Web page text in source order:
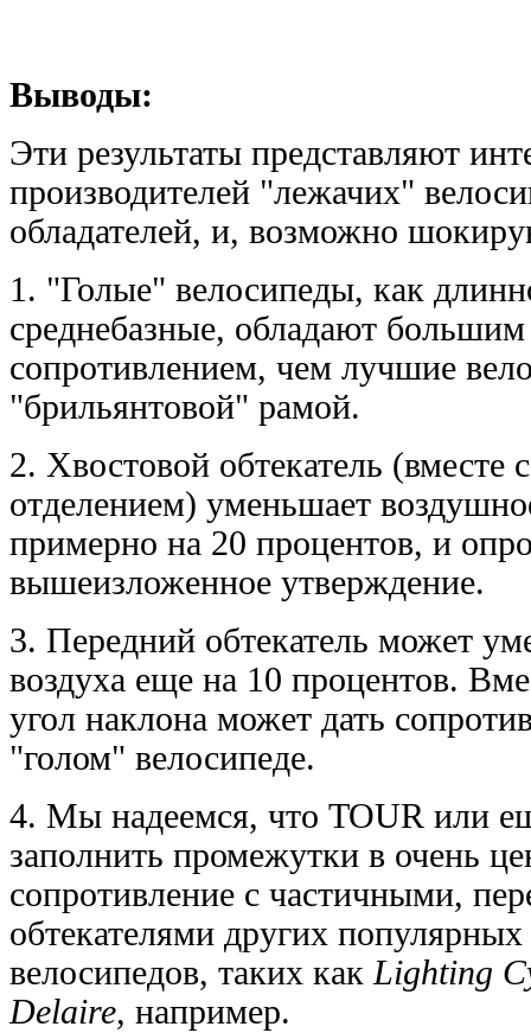
Выводы:
Эти результаты представляют
производителей "лежачих"
обладателей, и, возможно
1. "Голые" велосипеды, как
среднебазные, обладают
сопротивлением, чем лучшие
"брильянтовой" рамой.
2. Хвостовой обтекатель (вместе
отделением) уменьшает
примерно на 20 процентов, и
вышеизложенное утверждение.
3. Передний обтекатель может
воздуха еще на 10 процентов.
угол наклона может дать
"голом" велосипеде.
4. Мы надеемся, что TOUR или
заполнить промежутки в очень
сопротивление с частичными,
обтекателями других
велосипедов, таких как Lighting
Delaire, например.